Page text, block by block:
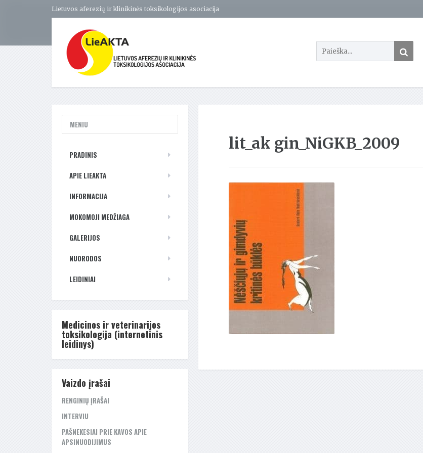
Lietuvos aferezių ir klinikinės toksikologijos asociacija
lit_ak gin_NiGKB_2009
MENIU
PRADINIS
APIE LIEAKTA
INFORMACIJA
MOKOMOJI MEDŽIAGA
GALERIJOS
NUORODOS
LEIDINIAI
Medicinos ir veterinarijos
toksikologija (internetinis
leidinys)
Vaizdo įrašai
RENGINIŲ ĮRAŠAI
INTERVIU
PAŠNEKESIAI PRIE KAVOS APIE
APSINUODIJIMUS